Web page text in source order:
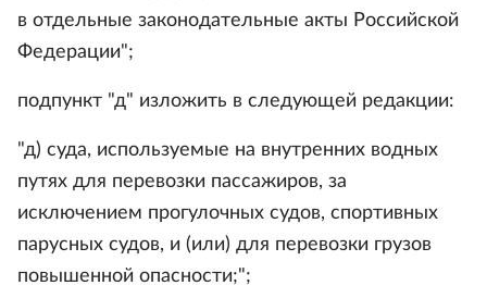
в отдельные законодательные акты Российской
Федерации";
подпункт "д" изложить в следующей редакции:
"д) суда, используемые на внутренних водных
путях для перевозки пассажиров, за
исключением прогулочных судов, спортивных
парусных судов, и (или) для перевозки грузов
повышенной опасности;";